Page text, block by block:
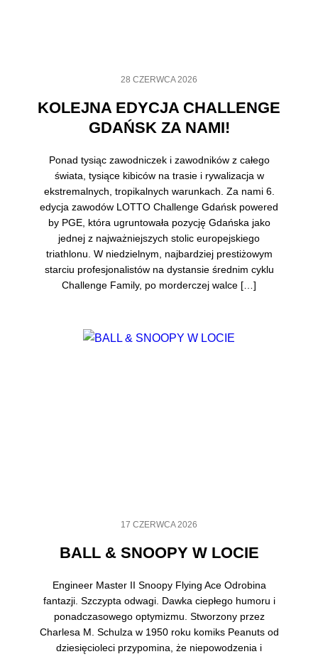
28 CZERWCA 2026
KOLEJNA EDYCJA CHALLENGE
GDAŃSK ZA NAMI!
Ponad tysiąc zawodniczek i zawodników z całego
świata, tysiące kibiców na trasie i rywalizacja w
ekstremalnych, tropikalnych warunkach. Za nami 6.
edycja zawodów LOTTO Challenge Gdańsk powered
by PGE, która ugruntowała pozycję Gdańska jako
jednej z najważniejszych stolic europejskiego
triathlonu. W niedzielnym, najbardziej prestiżowym
starciu profesjonalistów na dystansie średnim cyklu
Challenge Family, po morderczej walce […]
17 CZERWCA 2026
BALL & SNOOPY W LOCIE
Engineer Master II Snoopy Flying Ace Odrobina
fantazji. Szczypta odwagi. Dawka ciepłego humoru i
ponadczasowego optymizmu. Stworzony przez
Charlesa M. Schulza w 1950 roku komiks Peanuts od
dziesięcioleci przypomina, że niepowodzenia i